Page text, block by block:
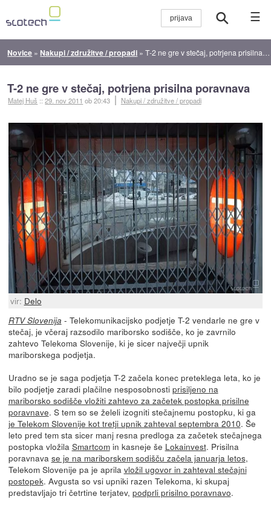
☰
Novice » Nakupi / združitve / propadi »T-2 ne gre v stečaj, potrjena prisilna poravnava
T-2 ne gre v stečaj, potrjena prisilna poravnava
Matej Huš ::29. nov 2011 ob 20:43 Nakupi / združitve / propadi
vir: Delo
RTV Slovenija - Telekomunikacijsko podjetje T-2 vendarle ne gre v
stečaj, je včeraj razsodilo mariborsko sodišče, ko je zavrnilo
zahtevo Telekoma Slovenije, ki je sicer največji upnik
mariborskega podjetja.
Uradno se je saga podjetja T-2 začela konec preteklega leta, ko je
bilo podjetje zaradi plačilne nesposobnosti prisiljeno na
mariborsko sodišče vložiti zahtevo za začetek postopka prisilne
poravnave. S tem so se želeli izogniti stečajnemu postopku, ki ga
je Telekom Slovenije kot tretji upnik zahteval septembra 2010. Še
leto pred tem sta sicer manj resna predloga za začetek stečajnega
postopka vložila Smartcomin kasneje še Lokainvest. Prisilna
poravnava se je na mariborskem sodišču začela januarja letos,
Telekom Slovenije pa je aprila vložil ugovor in zahteval stečajni
postopek. Avgusta so vsi upniki razen Telekoma, ki skupaj
predstavljajo tri četrtine terjatev, podprli prisilno poravnavo.